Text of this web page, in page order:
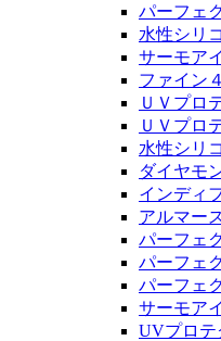
パーフェ
水性シリ
サーモア
ファイン
ＵＶプロ
ＵＶプロ
水性シリ
ダイヤモ
インディ
アルマー
パーフェ
パーフェ
パーフェ
サーモア
UVプロテ